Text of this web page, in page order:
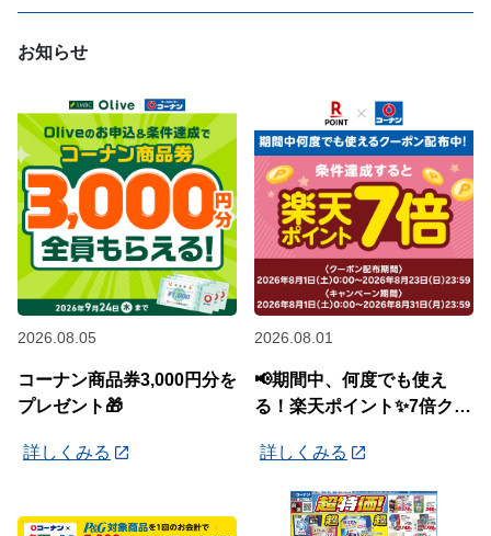
お知らせ
2026.08.05
コーナン商品券3,000円分を
プレゼント🎁
詳しくみる
2026.08.01
📢期間中、何度でも使え
る！楽天ポイント✨7倍クー
詳しくみる